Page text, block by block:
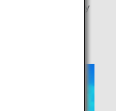
Company
ร่วมเป็นส่วนหนึ่ง
กับเราและสัมผัส